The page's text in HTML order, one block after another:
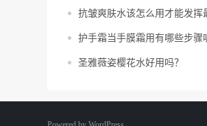
抗皱爽肤水该怎么用才能发挥
护手霜当手膜霜用有哪些步骤
圣雅薇姿樱花水好用吗？